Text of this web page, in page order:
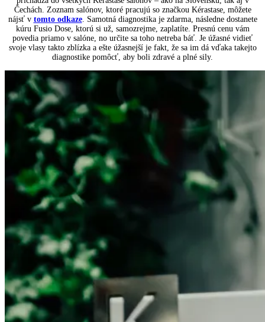
Čechách. Zoznam salónov, ktoré pracujú so značkou Kérastase, môžete
nájsť v tomto odkaze. Samotná diagnostika je zdarma, následne dostanete
kúru Fusio Dose, ktorú si už, samozrejme, zaplatíte. Presnú cenu vám
povedia priamo v salóne, no určite sa toho netreba báť. Je úžasné vidieť
svoje vlasy takto zblízka a ešte úžasnejší je fakt, že sa im dá vďaka takejto
diagnostike pomôcť, aby boli zdravé a plné sily.